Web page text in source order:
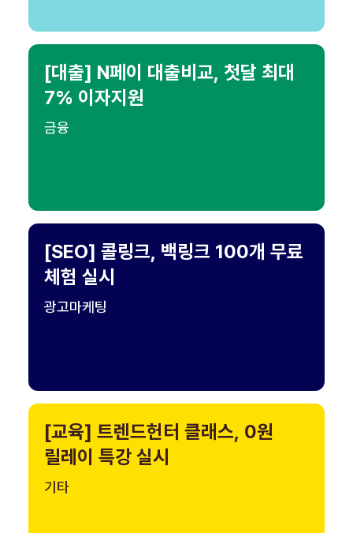
[대출] N페이 대출비교, 첫달 최대
7% 이자지원
금융
[SEO] 콜링크, 백링크 100개 무료
체험 실시
광고마케팅
[교육] 트렌드헌터 클래스, 0원
릴레이 특강 실시
기타